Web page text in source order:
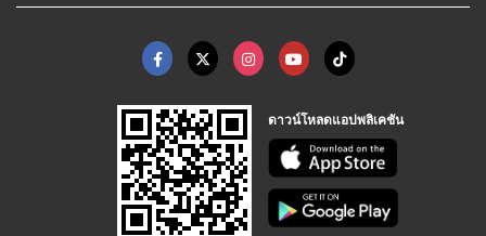
ดาวน์โหลดแอปพลิเคชัน